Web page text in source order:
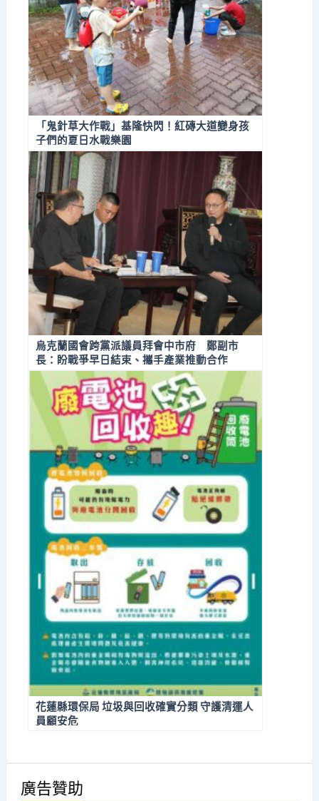
「鬼針草大作戰」基隆快閃！紅磚大道變身孩
子們的夏日水戰樂園
烏克蘭國會跨黨派議員拜會中市府 鄭副市
長：盼戰爭早日結束、攜手產業推動合作
花蓮縣環保局 垃圾與回收確實分類 守護清運人
員顧安危
廣告贊助